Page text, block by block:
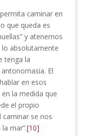
caminar en
que queda es
y atenernos
absolutamente
tenga la
El
en esos
la medida que
el propio
se nos
mar”.[10]